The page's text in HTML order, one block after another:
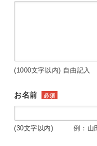
(1000文字以内) 自由記入
お名前 必須
(30文字以内) 例：山